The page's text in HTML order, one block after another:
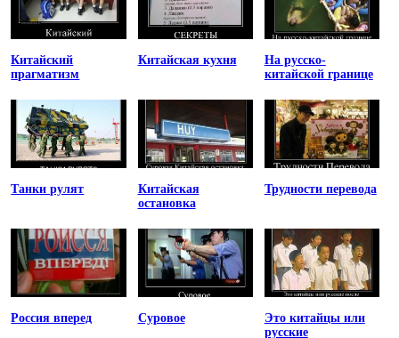
Китайский
прагматизм
Китайская кухня
На русско-
китайской границе
Танки рулят
Китайская
остановка
Трудности перевода
Россия вперед Суровое
Это китайцы или
русские